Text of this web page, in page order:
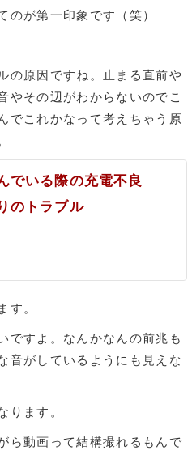
のが第一印象です（笑）
の原因ですね。止まる直前や
やその辺がわからないのでこ
でこれかなって考えちゃう原
でいる際の充電不良
のトラブル
す。
ですよ。なんかなんの前兆も
音がしているようにも見えな
ります。
ら動画って結構撮れるもんで